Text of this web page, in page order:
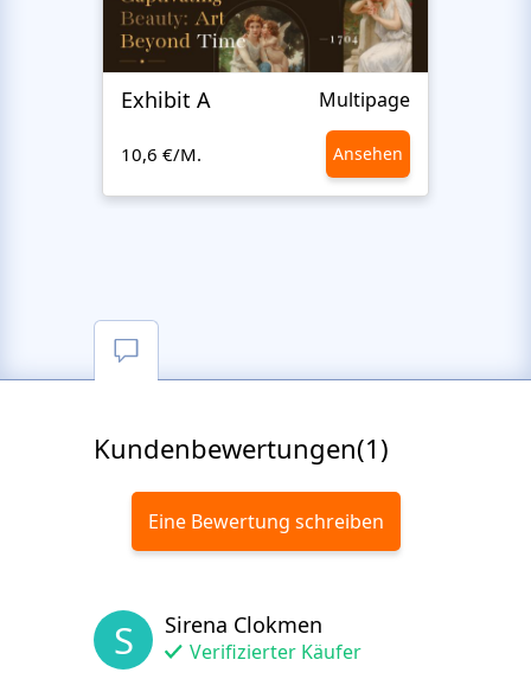
Exhibit A Multipage
10,6 €/M. Ansehen
Kundenbewertungen(1)
Eine Bewertung schreiben
S Sirena Clokmen
Verifizierter Käufer